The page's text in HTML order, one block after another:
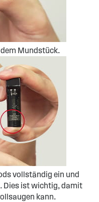
Mundstück.
vollständig ein und
Dies ist wichtig, damit
kann.